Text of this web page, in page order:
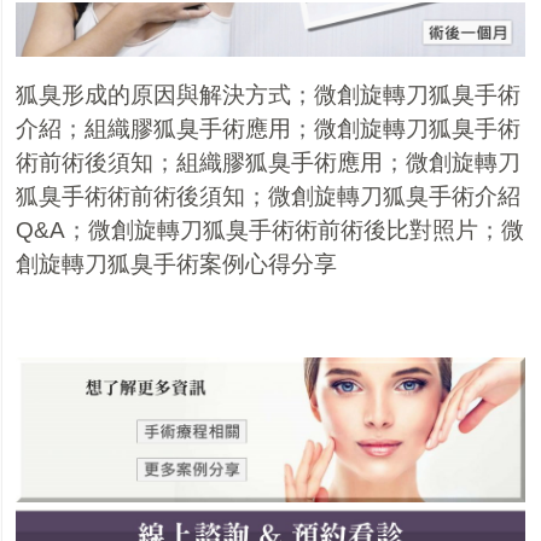
狐臭形成的原因與解決方式 ；微創旋轉刀狐臭手術
介紹 ；組織膠狐臭手術應用 ；微創旋轉刀狐臭手術
術前術後須知 ；組織膠狐臭手術應用 ；微創旋轉刀
狐臭手術術前術後須知 ；微創旋轉刀狐臭手術介紹
Q&A ；微創旋轉刀狐臭手術術前術後比對照片 ；微
創旋轉刀狐臭手術案例心得分享